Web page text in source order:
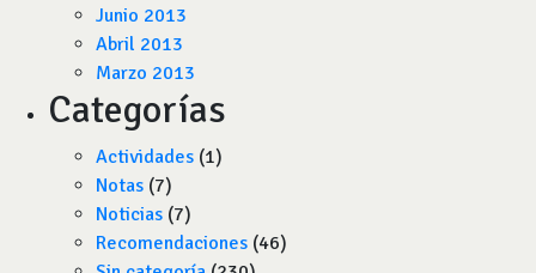
Junio 2013
Abril 2013
Marzo 2013
Categorías
Actividades (1)
Notas (7)
Noticias (7)
Recomendaciones (46)